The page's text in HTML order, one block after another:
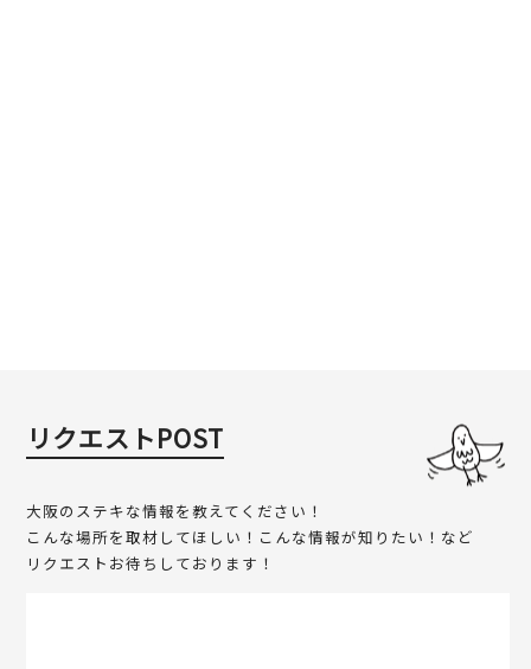
リクエストPOST
大阪のステキな情報を教えてください！
こんな場所を取材してほしい！こんな情報が知りたい！など
リクエストお待ちしております！